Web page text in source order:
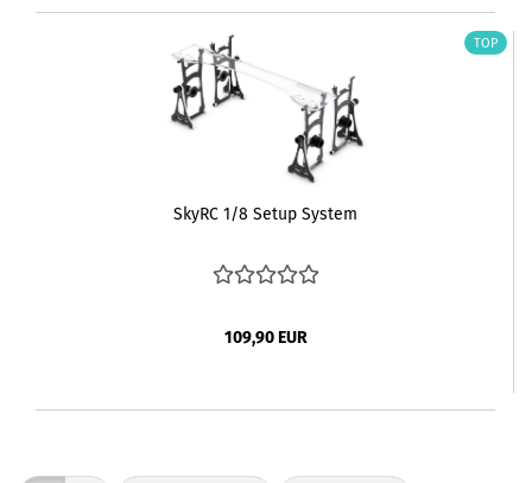
TOP
SkyRC 1/8 Setup System
109,90 EUR